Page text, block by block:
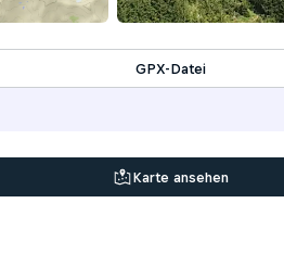
GPX-Datei
Karte ansehen